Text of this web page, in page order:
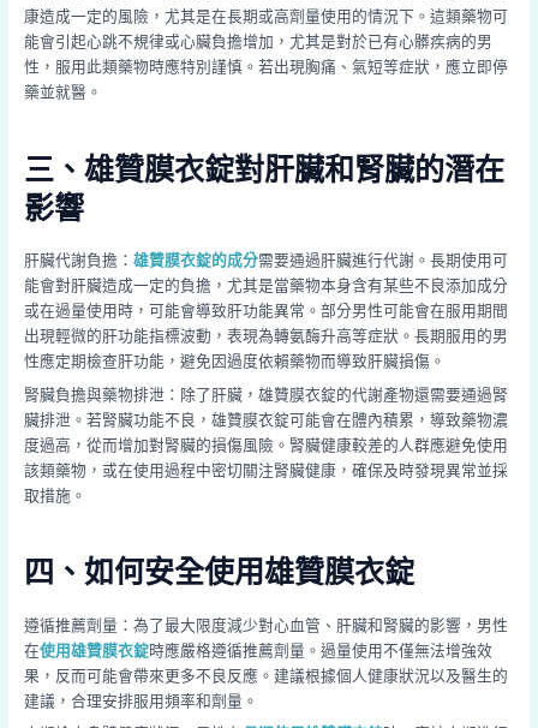
康造成一定的風險，尤其是在長期或高劑量使用的情況下。這類藥物可
能會引起心跳不規律或心臟負擔增加，尤其是對於已有心髒疾病的男
性，服用此類藥物時應特別謹慎。若出現胸痛、氣短等症狀，應立即停
藥並就醫。
三、雄贊膜衣錠對肝臟和腎臟的潛在
影響
肝臟代謝負擔： 雄贊膜衣錠的成分需要通過肝臟進行代謝。長期使用可
能會對肝臟造成一定的負擔，尤其是當藥物本身含有某些不良添加成分
或在過量使用時，可能會導致肝功能異常。部分男性可能會在服用期間
出現輕微的肝功能指標波動，表現為轉氨酶升高等症狀。長期服用的男
性應定期檢查肝功能，避免因過度依賴藥物而導致肝臟損傷。
腎臟負擔與藥物排泄：除了肝臟，雄贊膜衣錠的代謝產物還需要通過腎
臟排泄。若腎臟功能不良，雄贊膜衣錠可能會在體內積累，導致藥物濃
度過高，從而增加對腎臟的損傷風險。腎臟健康較差的人群應避免使用
該類藥物，或在使用過程中密切關注腎臟健康，確保及時發現異常並採
取措施。
四、如何安全使用雄贊膜衣錠
遵循推薦劑量：為了最大限度減少對心血管、肝臟和腎臟的影響，男性
在使用雄贊膜衣錠時應嚴格遵循推薦劑量。過量使用不僅無法增強效
果，反而可能會帶來更多不良反應。建議根據個人健康狀況以及醫生的
建議，合理安排服用頻率和劑量。